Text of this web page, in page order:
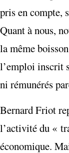
pris en compte,
Quant à nous,
la même
l’emploi inscrit
ni rémunérés
Bernard Friot
l’activité du «
économique.